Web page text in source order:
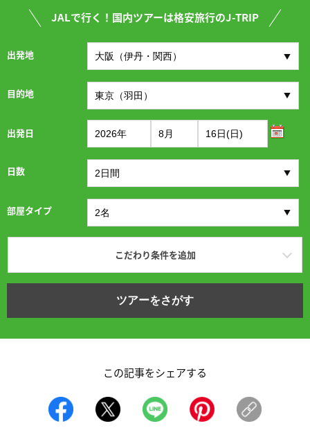
JALで行く！国内ツアーは格安旅行のJ-TRIP
出発地
目的地
出発日
日数
部屋タイプ
こだわり条件を追加
ツアーをさがす
この記事をシェアする